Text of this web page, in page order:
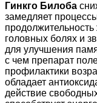
Гинкго Билоба
замедляет
головных болях и
для улучшения
с чем препарат
профилактики
обладает
действие